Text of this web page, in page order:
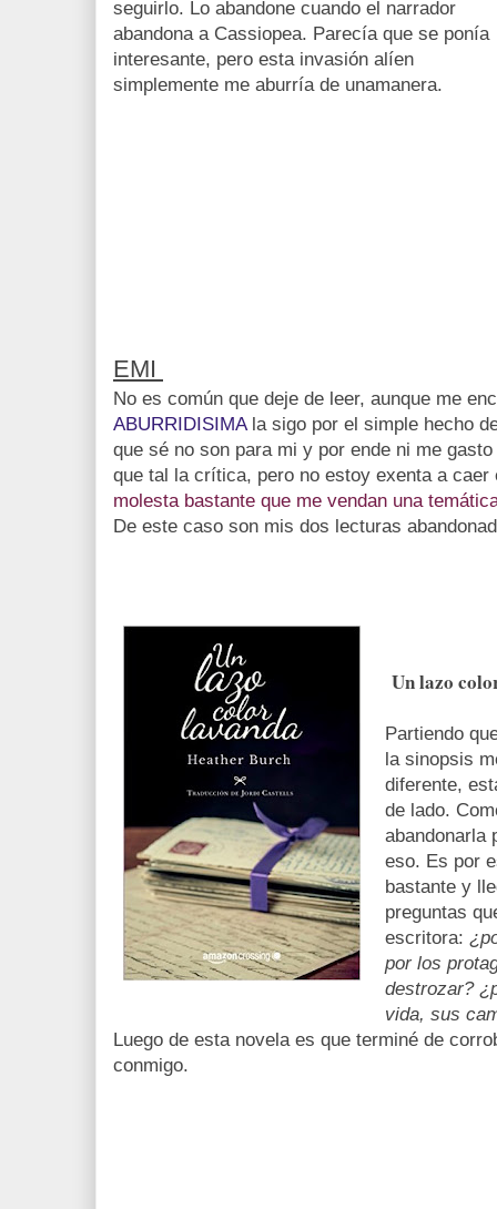
seguirlo. Lo abandone cuando el narrador
abandona a Cassiopea. Parecía que se ponía
interesante, pero esta invasión alíen
simplemente me aburría de unamanera.
EMI
No es común que deje de leer, aunque me
ABURRIDISIMA la sigo por el simple hecho
que sé no son para mi y por ende ni me
que tal la crítica, pero no estoy exenta a
molesta bastante que me vendan una
De este caso son mis dos lecturas
Un lazo
Partiendo
la sinopsis
diferente,
de lado.
abandonarla
eso. Es por
bastante y
preguntas
escritora:
por los
destrozar?
vida, sus
Luego de esta novela es que terminé de
conmigo.